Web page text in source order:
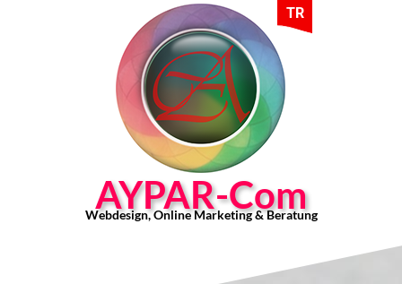
AYPAR-Com
Webdesign, Online Marketing & Beratung
TR